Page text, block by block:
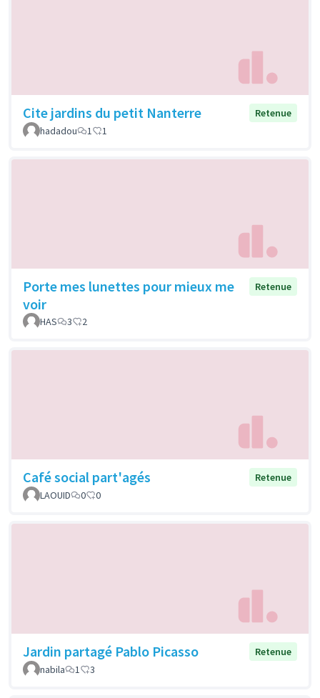
Cite jardins du petit Nanterre
Retenue
hadadou
1 1
Porte mes lunettes pour mieux me
voir
Retenue
HAS 3 2
Café social part'agés
Retenue
LAOUID
0 0
Jardin partagé Pablo Picasso
Retenue
nabila
1 3